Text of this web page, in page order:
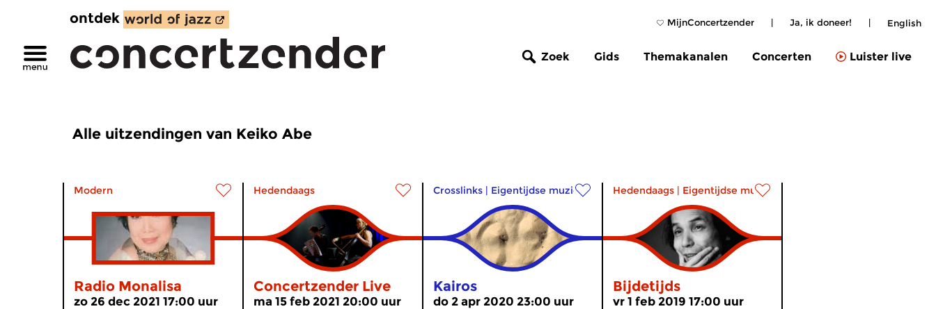
MijnConcertzender | Ja, ik doneer! | English
ontdek
Zoek Gids Themakanalen Concerten Luister live
Alle uitzendingen van Keiko Abe
Modern
Radio Monalisa
zo 26 dec 2021 17:00 uur
Hedendaags
Concertzender Live
ma 15 feb 2021 20:00 uur
Crosslinks | Eigentijdse muziek
Kairos
do 2 apr 2020 23:00 uur
Hedendaags | Eigentijdse muziek
Bijdetijds
vr 1 feb 2019 17:00 uur